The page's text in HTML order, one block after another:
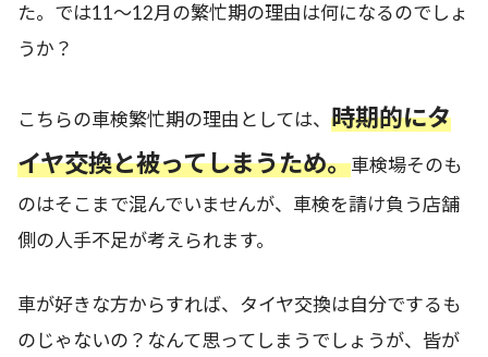
た。では11～12月の繁忙期の理由は何になるのでしょ
うか？
こちらの車検繁忙期の理由としては、 時期的にタ
イヤ交換と被ってしまうため。車検場そのも
のはそこまで混んでいませんが、車検を請け負う店舗
側の人手不足が考えられます。
車が好きな方からすれば、タイヤ交換は自分でするも
のじゃないの？なんて思ってしまうでしょうが、皆が